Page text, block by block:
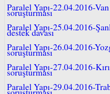
Paralel Yapı-22.04.2016-
soruşturması
Paralel Yapı-25.04.2016-
destek davası
Paralel Yapı-26.04.2016-
soruşturması
Paralel Yapı-27.04.2016-
soruşturması
Paralel Yapı-29.04.2016-